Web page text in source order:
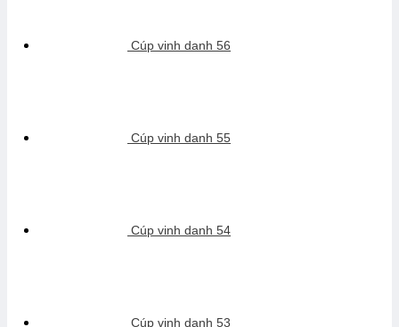
Cúp vinh danh 56
Cúp vinh danh 55
Cúp vinh danh 54
Cúp vinh danh 53